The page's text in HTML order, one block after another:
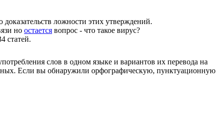
доказательств ложности этих утверждений.
но остается вопрос - что такое вирус?
статей.
слов в одном языке и вариантов их перевода на
Если вы обнаружили орфографическую, пунктуационную